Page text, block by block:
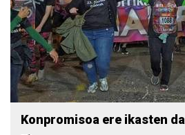
Konpromisoa ere ikasten da